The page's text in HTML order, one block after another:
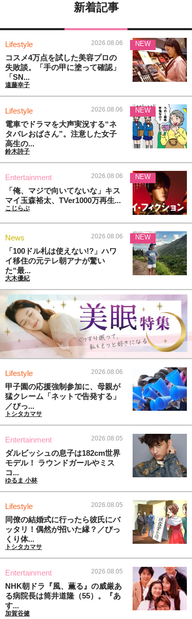
新着記事
Lifestyle 2026.08.06
コスメ4万点を試した美容プロの
失敗談。「手の甲に塗って確認」
「SN...
遠藤幸子
NEW
Lifestyle 2026.08.06
電車でドラマを大声実況する“ネ
タバレおばさん”。注意した女子
高生の...
鈴木詩子
NEW
Entertainment 2026.08.06
「俺、マジで向いてないな」キス
マイ玉森裕太、TVer1000万再生...
こじらぶ
NEW
News 2026.08.06
「100ドル札は使えない!?」ハワ
イ移住の元テレ朝アナが驚い
た“最...
大木優紀
NEW
Lifestyle 2026.08.06
甲子園の応援強制参加に、母親が
猛クレーム「ネットで告発する」
／びっ...
トシタカマサ
Entertainment 2026.08.05
ダルビッシュの息子は182cm世界
モデル！ ラウンドガールやミス
コ...
ゆるま 小林
Lifestyle 2026.08.05
同僚の結婚式に行ったら彼氏にバ
ッタリ！偶然が招いた縁？／びっ
くり体...
トシタカマサ
Entertainment 2026.08.05
NHK朝ドラ『風、薫る』の威厳あ
る病院長は筒井道隆（55）。『あ
す...
加賀谷健